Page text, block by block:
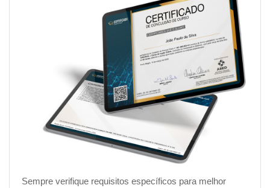
Sempre verifique requisitos específicos para melhor